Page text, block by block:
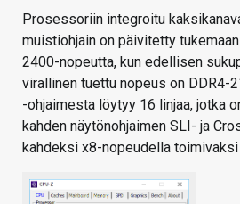
Prosessoriin integroitu
muistiohjain on päivitetty
2400-nopeutta, kun edellisen
virallinen tuettu nopeus on DDR4-
-ohjaimesta löytyy 16 linjaa, jotka
kahden näytönohjaimen SLI- ja
kahdeksi x8-nopeudella